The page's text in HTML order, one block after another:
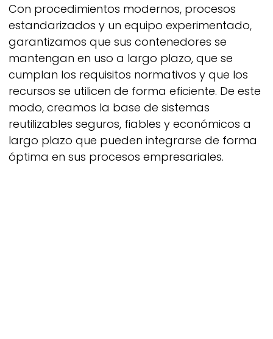
Con procedimientos modernos, procesos
estandarizados y un equipo experimentado,
garantizamos que sus contenedores se
mantengan en uso a largo plazo, que se
cumplan los requisitos normativos y que los
recursos se utilicen de forma eficiente. De este
modo, creamos la base de sistemas
reutilizables seguros, fiables y económicos a
largo plazo que pueden integrarse de forma
óptima en sus procesos empresariales.